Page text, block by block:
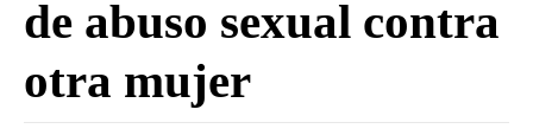
de abuso sexual contra
otra mujer